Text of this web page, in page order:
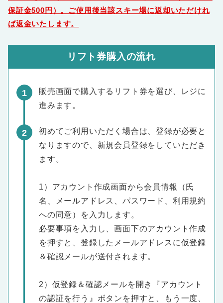
保証金500円）。ご使用後当該スキー場に返却いただけれ
ば返金いたします。
リフト券購入の流れ
販売画面で購入するリフト券を選び、レジに
進みます。
初めてご利用いただく場合は、登録が必要と
なりますので、新規会員登録をしていただき
ます。
1）アカウント作成画面から会員情報（氏
名、メールアドレス、パスワード、利用規約
への同意）を入力します。
必要事項を入力し、画面下のアカウント作成
を押すと、登録したメールアドレスに仮登録
＆確認メールが送付されます。
2）仮登録＆確認メールを開き『アカウント
の認証を行う』ボタンを押すと、もう一度、